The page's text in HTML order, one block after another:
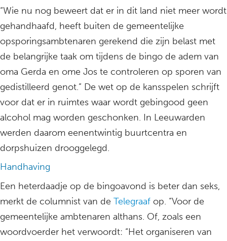
“Wie nu nog beweert dat er in dit land niet meer wordt
gehandhaafd, heeft buiten de gemeentelijke
opsporingsambtenaren gerekend die zijn belast met
de belangrijke taak om tijdens de bingo de adem van
oma Gerda en ome Jos te controleren op sporen van
gedistilleerd genot.” De wet op de kansspelen schrijft
voor dat er in ruimtes waar wordt gebingood geen
alcohol mag worden geschonken. In Leeuwarden
werden daarom eenentwintig buurtcentra en
dorpshuizen drooggelegd.
Handhaving
Een heterdaadje op de bingoavond is beter dan seks,
merkt de columnist van de Telegraaf op. “Voor de
gemeentelijke ambtenaren althans. Of, zoals een
woordvoerder het verwoordt: “Het organiseren van